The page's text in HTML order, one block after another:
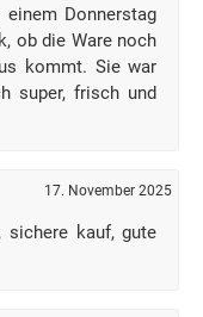
Donnerstag
ob die Ware noch
kommt. Sie war
super, frisch und
17. November 2025
sichere kauf, gute